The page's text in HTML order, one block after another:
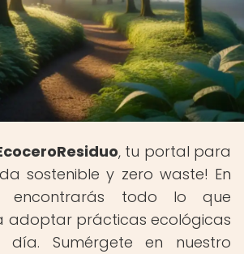
, tu portal para
sostenible y zero waste! En
encontrarás todo lo que
adoptar prácticas ecológicas
Sumérgete en nuestro